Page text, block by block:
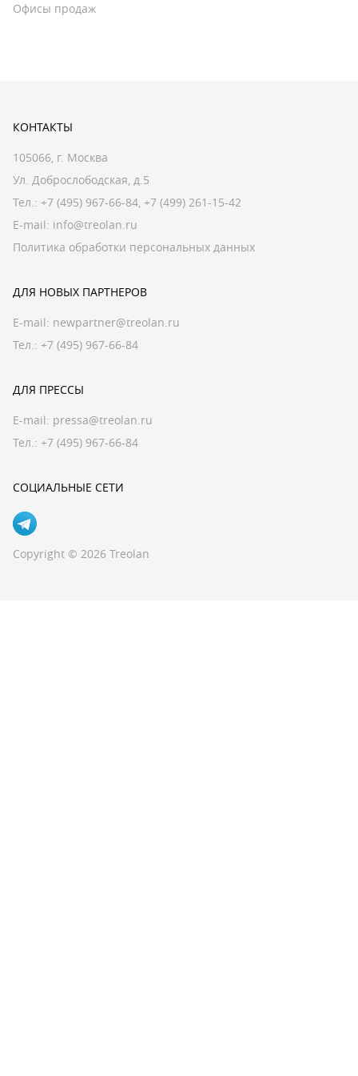
Офисы продаж
КОНТАКТЫ
105066, г. Москва
Ул. Доброслободская, д.5
Тел.: +7 (495) 967-66-84, +7 (499) 261-15-42
E-mail: info@treolan.ru
Политика обработки персональных данных
ДЛЯ НОВЫХ ПАРТНЕРОВ
E-mail: newpartner@treolan.ru
Тел.: +7 (495) 967-66-84
ДЛЯ ПРЕССЫ
E-mail: pressa@treolan.ru
Тел.: +7 (495) 967-66-84
СОЦИАЛЬНЫЕ СЕТИ
Copyright © 2026 Treolan